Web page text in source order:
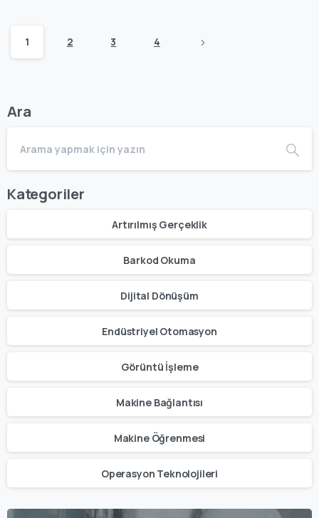
1 2 3 4
Ara
Kategoriler
Artırılmış Gerçeklik
Barkod Okuma
Dijital Dönüşüm
Endüstriyel Otomasyon
Görüntü İşleme
Makine Bağlantısı
Makine Öğrenmesi
Operasyon Teknolojileri